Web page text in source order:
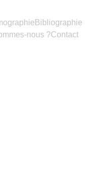
Bibliographie
nous ?Contact